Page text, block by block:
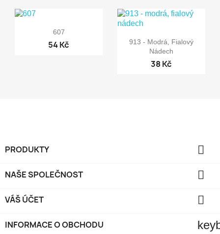
Rychlý náhled
607
54 Kč  Rychlý náhled
913 - Modrá, Fialový
Nádech
38 Kč
PRODUKTY 
NAŠE SPOLEČNOST 
VÁŠ ÚČET 
INFORMACE O OBCHODU